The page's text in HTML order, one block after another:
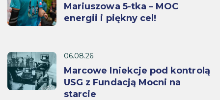
Mariuszowa 5-tka – MOC
energii i piękny cel!
06.08.26
Marcowe Iniekcje pod kontrolą
USG z Fundacją Mocni na
starcie